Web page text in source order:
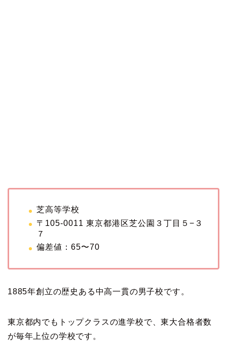
芝高等学校
〒105-0011 東京都港区芝公園３丁目５−３
７
偏差値：65〜70
1885年創立の歴史ある中高一貫の男子校です。
東京都内でもトップクラスの進学校で、東大合格者数
が毎年上位の学校です。